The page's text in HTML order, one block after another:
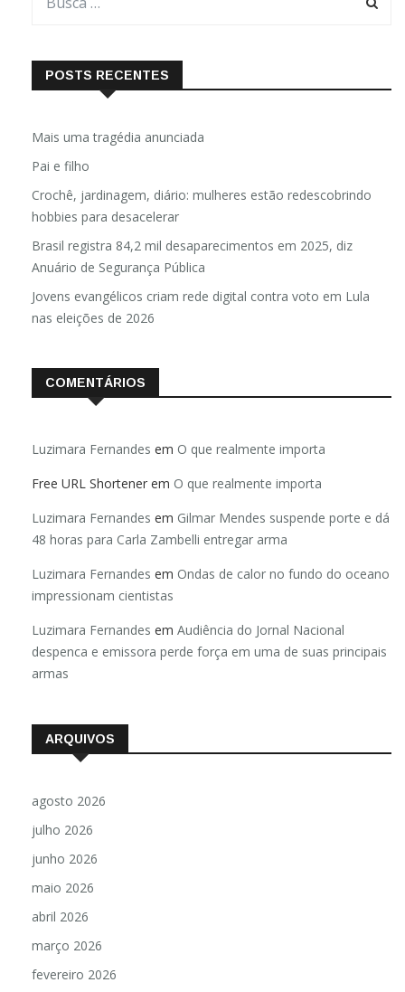
POSTS RECENTES
Mais uma tragédia anunciada
Pai e filho
Crochê, jardinagem, diário: mulheres estão redescobrindo
hobbies para desacelerar
Brasil registra 84,2 mil desaparecimentos em 2025, diz
Anuário de Segurança Pública
Jovens evangélicos criam rede digital contra voto em Lula
nas eleições de 2026
COMENTÁRIOS
Luzimara Fernandes em O que realmente importa
Free URL Shortener em O que realmente importa
Luzimara Fernandes em Gilmar Mendes suspende porte e dá
48 horas para Carla Zambelli entregar arma
Luzimara Fernandes em Ondas de calor no fundo do oceano
impressionam cientistas
Luzimara Fernandes em Audiência do Jornal Nacional
despenca e emissora perde força em uma de suas principais
armas
ARQUIVOS
agosto 2026
julho 2026
junho 2026
maio 2026
abril 2026
março 2026
fevereiro 2026